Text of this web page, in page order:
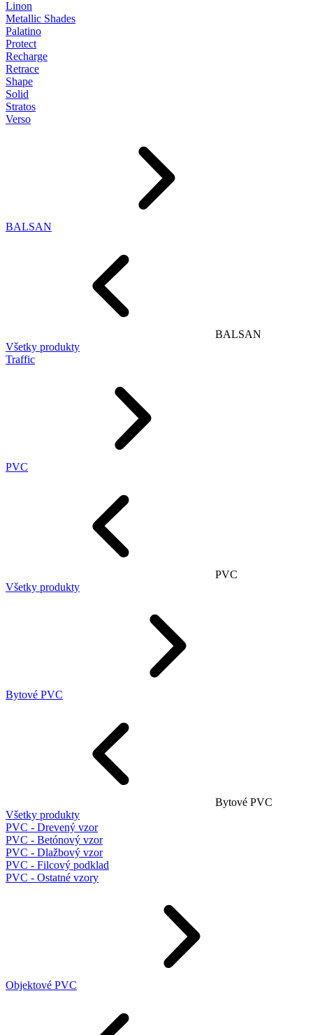
Linon
Metallic Shades
Palatino
Protect
Recharge
Retrace
Shape
Solid
Stratos
Verso
BALSAN
BALSAN
Všetky produkty
Traffic
PVC
PVC
Všetky produkty
Bytové PVC
Bytové PVC
Všetky produkty
PVC - Drevený vzor
PVC - Betónový vzor
PVC - Dlažbový vzor
PVC - Filcový podklad
PVC - Ostatné vzory
Objektové PVC